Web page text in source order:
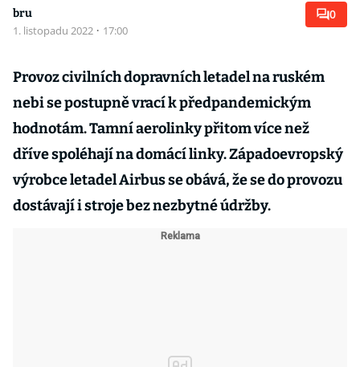
bru
1. listopadu 2022 · 17:00
0
Provoz civilních dopravních letadel na ruském
nebi se postupně vrací k předpandemickým
hodnotám. Tamní aerolinky přitom více než
dříve spoléhají na domácí linky. Západoevropský
výrobce letadel Airbus se obává, že se do provozu
dostávají i stroje bez nezbytné údržby.